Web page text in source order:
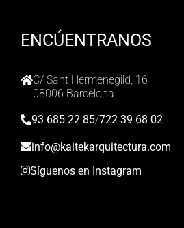
ENCÚENTRANOS
C/ Sant Hermenegild, 16
08006 Barcelona
93 685 22 85/722 39 68 02
info@kaitekarquitectura.com
Síguenos en Instagram